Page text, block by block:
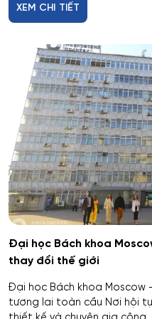
Omsk
Rostov
Orel
Tomsk
Krasnoyarsk
Yakutsk
Samara
Tula
Tver
trong công nghệ hóa
học
Công chứng và hoạt
Công nghiệp sinh thái
Công nghệ chế biến và
Công nghệ Hóa học
Công nghệ in ấn và
Công nghệ laser
Công nghệ quy trình vận
XEM CHI TIẾT
Đại học Bách khoa
thay đổi thế giới
Đại học Bách khoa Moscow
tương lai toàn cầu Nơi hội